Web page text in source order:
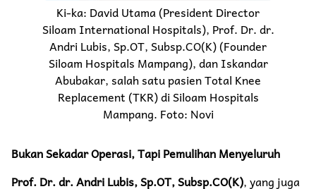
Ki-ka: David Utama (President Director
Siloam International Hospitals), Prof. Dr. dr.
Andri Lubis, Sp.OT, Subsp.CO(K) (Founder
Siloam Hospitals Mampang), dan Iskandar
Abubakar, salah satu pasien Total Knee
Replacement (TKR) di Siloam Hospitals
Mampang. Foto: Novi
Bukan Sekadar Operasi, Tapi Pemulihan Menyeluruh
Prof. Dr. dr. Andri Lubis, Sp.OT, Subsp.CO(K), yang juga